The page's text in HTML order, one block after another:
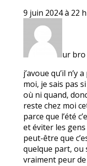
9 juin 2024 à 22
ur bro
j’avoue qu’il n’y
moi, je sais pas
où ni quand,
reste chez moi
parce que l’été
et éviter les
peut-être que
quelque part, ou
vraiment peur